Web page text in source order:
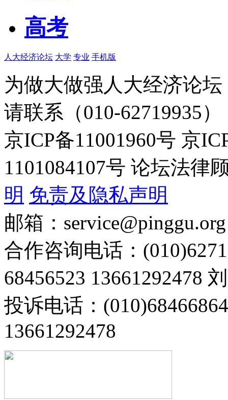
高考
人大经济论坛 大学 专业 手机版
为做大做强人大经济论
请联系（010-62719935）
京ICP备11001960号 京
1101084107号 论坛法律
明 免责及隐私声明
邮箱：service@pinggu.org
合作咨询电话：
68456523 13661292478
投诉电话：
13661292478